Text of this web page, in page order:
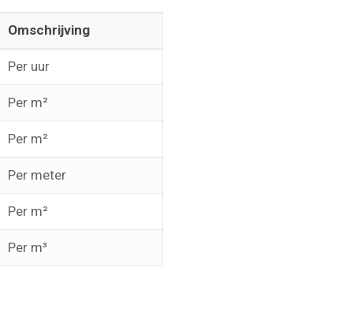
Omschrijving
Per uur
Per m²
Per m²
Per meter
Per m²
Per m³